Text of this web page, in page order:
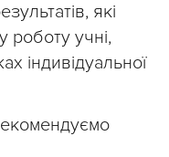
які
роботу учні,
індивідуальної